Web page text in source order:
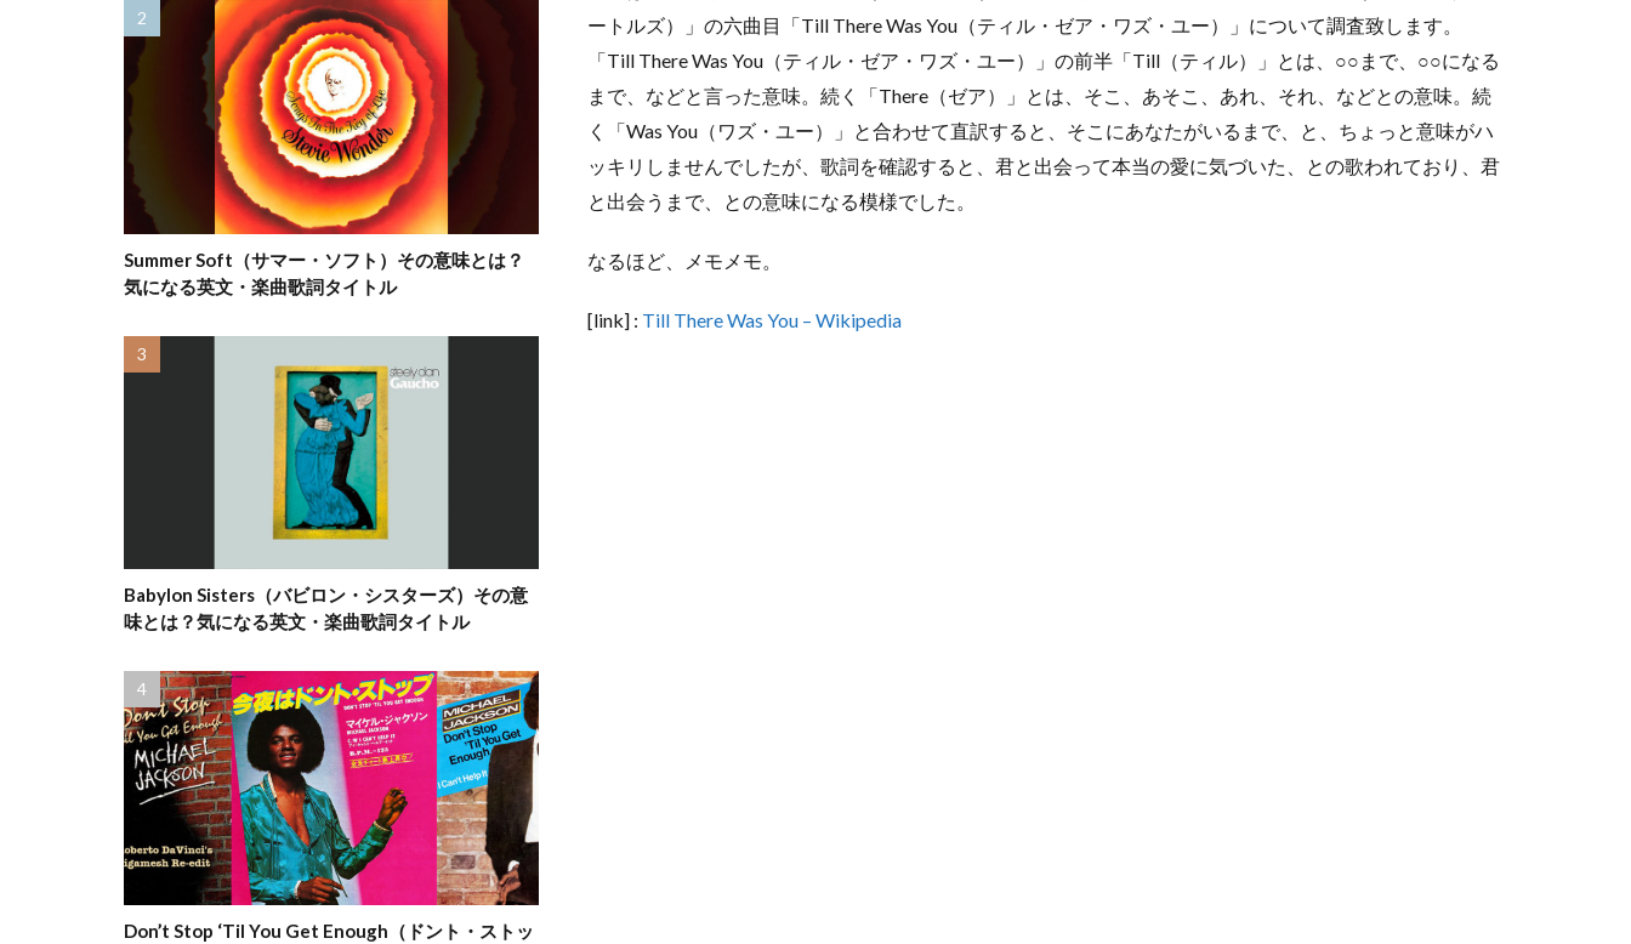
ートルズ）」の六曲目「Till There Was You（ティル・ゼア・ワズ・ユー）」について調査致します。
「Till There Was You（ティル・ゼア・ワズ・ユー）」の前半「Till（ティル）」とは、○○まで、○○になる
まで、などと言った意味。続く「There（ゼア）」とは、そこ、あそこ、あれ、それ、などとの意味。続
く「Was You（ワズ・ユー）」と合わせて直訳すると、そこにあなたがいるまで、と、ちょっと意味がハ
ッキリしませんでしたが、歌詞を確認すると、君と出会って本当の愛に気づいた、との歌われており、君
と出会うまで、との意味になる模様でした。
なるほど、メモメモ。
[link] : Till There Was You – Wikipedia
Summer Soft（サマー・ソフト）その意味とは？
気になる英文・楽曲歌詞タイトル
Babylon Sisters（バビロン・シスターズ）その意
味とは？気になる英文・楽曲歌詞タイトル
Don’t Stop ‘Til You Get Enough（ドント・ストッ